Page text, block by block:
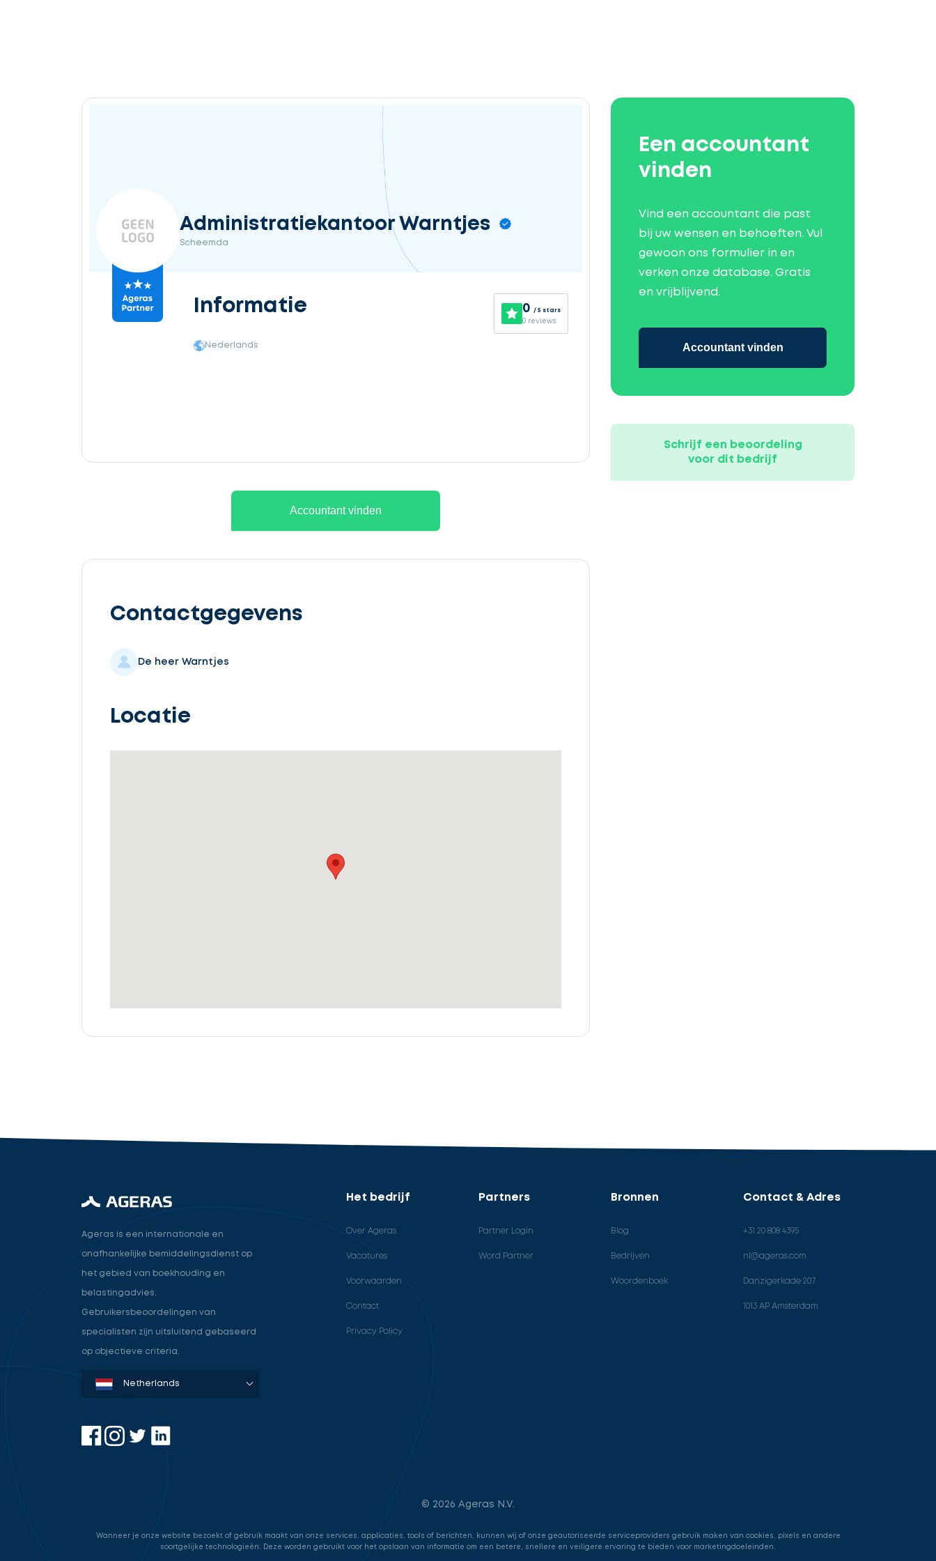
Administratiekantoor Warntjes
Scheemda
0 / 5 stars
0 reviews
Informatie
Nederlands
Accountant vinden
Contactgegevens
De heer Warntjes
Locatie
Een accountant
vinden
Vind een accountant die past
bij uw wensen en behoeften. Vul
gewoon ons formulier in en
verken onze database. Gratis
en vrijblijvend.
Accountant vinden
Schrijf een beoordeling
voor dit bedrijf
cta_box.sub_headline
Ageras is een internationale en
onafhankelijke bemiddelingsdienst op
het gebied van boekhouding en
belastingadvies.
Gebruikersbeoordelingen van
specialisten zijn uitsluitend gebaseerd
op objectieve criteria.
Denmark
Sweden
Norway
Netherlands
Germany
USA
Het bedrijf
Over Ageras
Vacatures
Voorwaarden
Contact
Privacy Policy
Partners
Partner Login
Word Partner
Bronnen
Blog
Bedrijven
Woordenboek
Contact & Adres
+31 20 808 4395
nl@ageras.com
Danzigerkade 207
1013 AP Amsterdam
© 2026 Ageras N.V.
Wanneer je onze website bezoekt of gebruik maakt van onze services, applicaties, tools of berichten, kunnen wij of onze geautoriseerde serviceproviders gebruik maken van cookies, pixels en andere
soortgelijke technologieën. Deze worden gebruikt voor het opslaan van informatie om een betere, snellere en veiligere ervaring te bieden voor marketingdoeleinden.